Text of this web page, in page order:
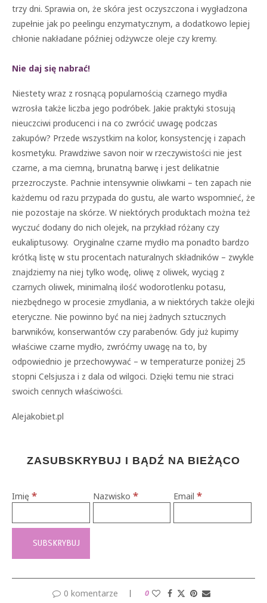
trzy dni. Sprawia on, że skóra jest oczyszczona i wygładzona
zupełnie jak po peelingu enzymatycznym, a dodatkowo lepiej
chłonie nakładane później odżywcze oleje czy kremy.
Nie daj się nabrać!
Niestety wraz z rosnącą popularnością czarnego mydła
wzrosła także liczba jego podróbek. Jakie praktyki stosują
nieuczciwi producenci i na co zwrócić uwagę podczas
zakupów? Przede wszystkim na kolor, konsystencję i zapach
kosmetyku. Prawdziwe savon noir w rzeczywistości nie jest
czarne, a ma ciemną, brunatną barwę i jest delikatnie
przezroczyste. Pachnie intensywnie oliwkami – ten zapach nie
każdemu od razu przypada do gustu, ale warto wspomnieć, że
nie pozostaje na skórze. W niektórych produktach można też
wyczuć dodany do nich olejek, na przykład różany czy
eukaliptusowy. Oryginalne czarne mydło ma ponadto bardzo
krótką listę w stu procentach naturalnych składników – zwykle
znajdziemy na niej tylko wodę, oliwę z oliwek, wyciąg z
czarnych oliwek, minimalną ilość wodorotlenku potasu,
niezbędnego w procesie zmydlania, a w niektórych także olejki
eteryczne. Nie powinno być na niej żadnych sztucznych
barwników, konserwantów czy parabenów. Gdy już kupimy
właściwe czarne mydło, zwróćmy uwagę na to, by
odpowiednio je przechowywać – w temperaturze poniżej 25
stopni Celsjusza i z dala od wilgoci. Dzięki temu nie straci
swoich cennych właściwości.
Alejakobiet.pl
ZASUBSKRYBUJ I BĄDŹ NA BIEŻĄCO
Imię * Nazwisko * Email*
0 komentarze 0